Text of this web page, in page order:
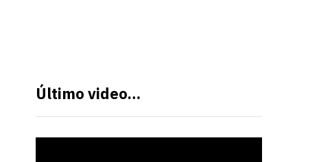
Último video…